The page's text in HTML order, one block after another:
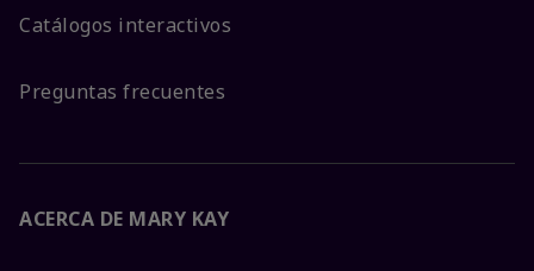
Catálogos interactivos
Preguntas frecuentes
ACERCA DE MARY KAY